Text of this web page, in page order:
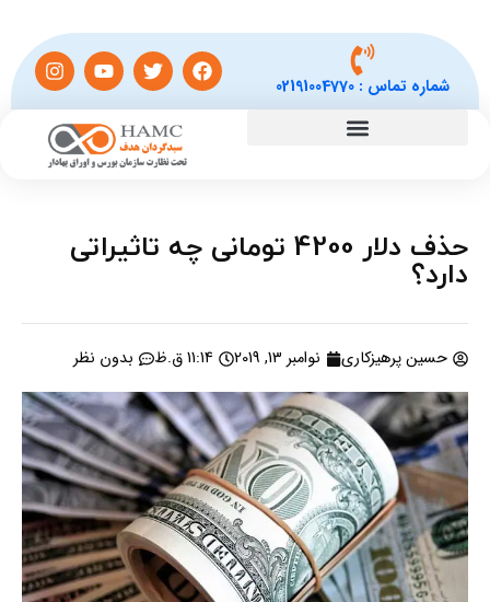
شماره تماس :02191004770
حذف دلار 4200 تومانی چه تاثیراتی
دارد؟
حسین پرهیزکاری نوامبر 13, 2019 11:14 ق.ظ بدون نظر